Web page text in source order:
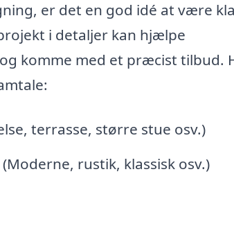
er det en god idé at være
i detaljer kan hjælpe
komme med et præcist tilbud.
terrasse, større stue osv.)
rustik, klassisk osv.)